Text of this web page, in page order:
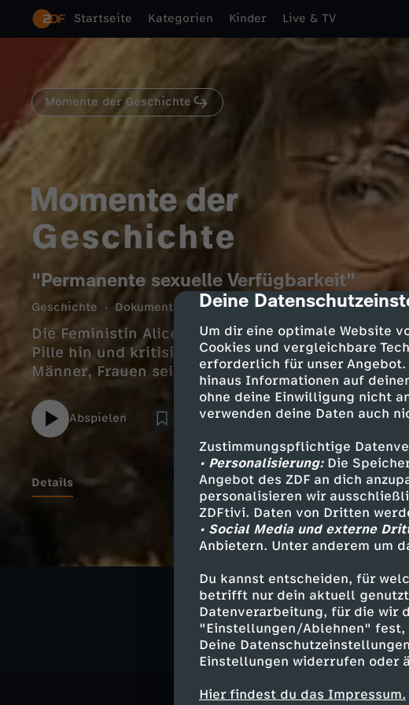
cmp-dialog-
Deine
Um dir eine optimale Website
Cookies und vergleichbare
erforderlich für unser
hinaus Informationen auf
ohne deine Einwilligung nicht
verwenden deine Daten auch
Zustimmungspflichtige
• Personalisierung:Die
Angebot des ZDF an dich
personalisieren wir
ZDFtivi. Daten von Dritten
• Social Media und externe
Anbietern. Unter anderem um
Du kannst entscheiden, für
betrifft nur dein aktuell
Datenverarbeitung, für die wir
"Einstellungen/Ablehnen" fest,
Deine
Einstellungen widerrufen oder
Hier findest du das Impressum.
Startseite Kategorien Kinder Live & TV
Momente der Geschichte
"Permanente sexuelle Verfügbarkeit"
Geschichte Dokumentation informativ 2 Min.
Die Feministin Alice Schwarzer weist auf die
Pille hin und kritisiert die durch die Pille
Männer, Frauen seien jederzeit sexuell verfügbar.
Abspielen
Details
Geschichte